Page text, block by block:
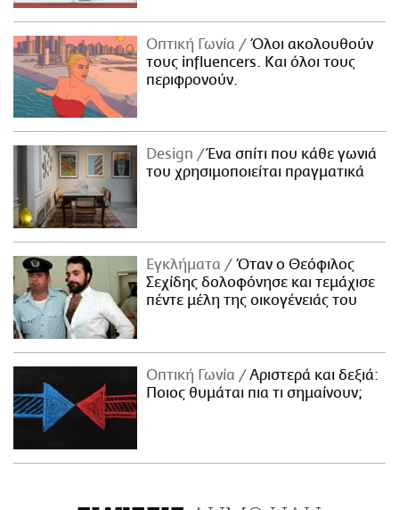
Οπτική Γωνία
Όλοι ακολουθούν
τους influencers. Και όλοι τους
περιφρονούν.
Design
Ένα σπίτι που κάθε γωνιά
του χρησιμοποιείται πραγματικά
Εγκλήματα
Όταν ο Θεόφιλος
Σεχίδης δολοφόνησε και τεμάχισε
πέντε μέλη της οικογένειάς του
Οπτική Γωνία
Αριστερά και δεξιά:
Ποιος θυμάται πια τι σημαίνουν;